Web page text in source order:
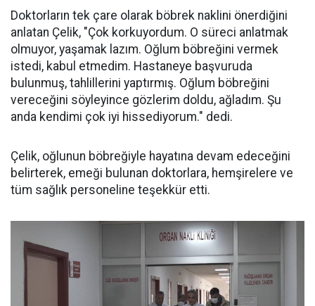
Doktorların tek çare olarak böbrek naklini önerdiğini
anlatan Çelik, "Çok korkuyordum. O süreci anlatmak
olmuyor, yaşamak lazım. Oğlum böbreğini vermek
istedi, kabul etmedim. Hastaneye başvuruda
bulunmuş, tahlillerini yaptırmış. Oğlum böbreğini
vereceğini söyleyince gözlerim doldu, ağladım. Şu
anda kendimi çok iyi hissediyorum." dedi.
Çelik, oğlunun böbreğiyle hayatına devam edeceğini
belirterek, emeği bulunan doktorlara, hemşirelere ve
tüm sağlık personeline teşekkür etti.